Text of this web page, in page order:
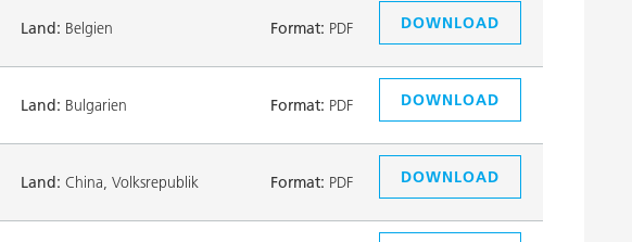
Land: Belgien Format: PDF DOWNLOAD
Land: Bulgarien Format: PDF DOWNLOAD
Land: China, Volksrepublik Format: PDF DOWNLOAD